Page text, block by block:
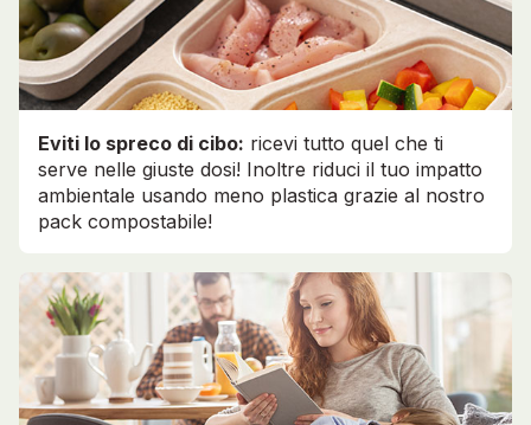
Eviti lo spreco di cibo: ricevi tutto quel che ti
serve nelle giuste dosi! Inoltre riduci il tuo impatto
ambientale usando meno plastica grazie al nostro
pack compostabile!